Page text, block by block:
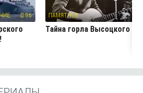
96 ПАМЯТНОЕ
Тайна горла Высоцкого